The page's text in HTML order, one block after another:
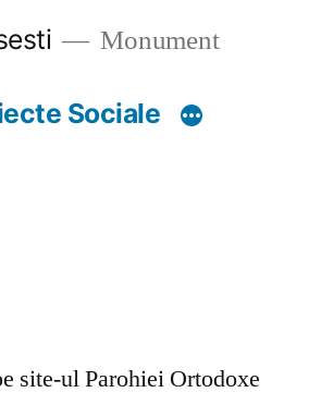
Monument
Sociale
site-ul Parohiei Ortodoxe